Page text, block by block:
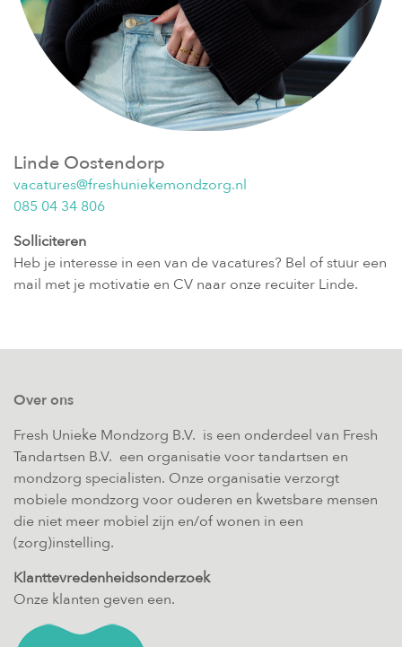
Linde Oostendorp
vacatures@freshuniekemondzorg.nl
085 04 34 806
Solliciteren
Heb je interesse in een van de vacatures? Bel of stuur een
mail met je motivatie en CV naar onze recuiter Linde.
Over ons
Fresh Unieke Mondzorg B.V. is een onderdeel van Fresh
Tandartsen B.V. een organisatie voor tandartsen en
mondzorg specialisten. Onze organisatie verzorgt
mobiele mondzorg voor ouderen en kwetsbare mensen
die niet meer mobiel zijn en/of wonen in een
(zorg)instelling.
Klanttevredenheidsonderzoek
Onze klanten geven een.